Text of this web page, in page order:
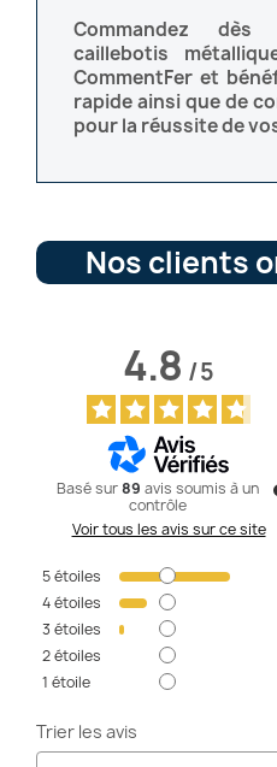
Commandez dès
caillebotis
CommentFer et
rapide ainsi que de
pour la réussite de
Nos clients
4.8/5
Basé sur89 avis soumis à un
contrôle
Voir tous les avis sur ce site
5étoiles
4étoiles
3 étoiles
2étoiles
1 étoile
Trier les avis